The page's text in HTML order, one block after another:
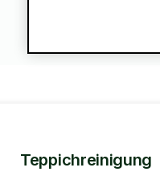
Teppichreinigung